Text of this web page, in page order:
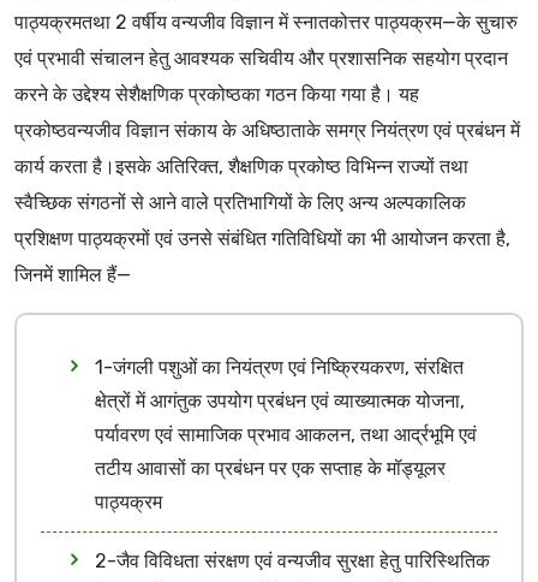
पाठ्यक्रमतथा 2 वर्षीय वन्यजीव विज्ञान में स्नातकोत्तर पाठ्यक्रम—के सुचारु
एवं प्रभावी संचालन हेतु आवश्यक सचिवीय और प्रशासनिक सहयोग प्रदान
करने के उद्देश्य सेशैक्षणिक प्रकोष्ठका गठन किया गया है। यह
प्रकोष्ठवन्यजीव विज्ञान संकाय के अधिष्ठाताके समग्र नियंत्रण एवं प्रबंधन में
कार्य करता है।इसके अतिरिक्त, शैक्षणिक प्रकोष्ठ विभिन्न राज्यों तथा
स्वैच्छिक संगठनों से आने वाले प्रतिभागियों के लिए अन्य अल्पकालिक
प्रशिक्षण पाठ्यक्रमों एवं उनसे संबंधित गतिविधियों का भी आयोजन करता है,
जिनमें शामिल हैं—
1-जंगली पशुओं का नियंत्रण एवं निष्क्रियकरण, संरक्षित
क्षेत्रों में आगंतुक उपयोग प्रबंधन एवं व्याख्यात्मक योजना,
पर्यावरण एवं सामाजिक प्रभाव आकलन, तथा आर्द्रभूमि एवं
तटीय आवासों का प्रबंधन पर एक सप्ताह के मॉड्यूलर
पाठ्यक्रम
2-जैव विविधता संरक्षण एवं वन्यजीव सुरक्षा हेतु पारिस्थितिक